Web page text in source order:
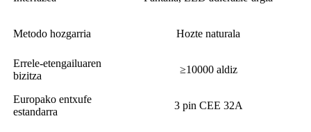
Metodo hozgarria Hozte naturala
Errele-etengailuaren
bizitza
≥10000 aldiz
Europako entxufe
estandarra
3 pin CEE 32A